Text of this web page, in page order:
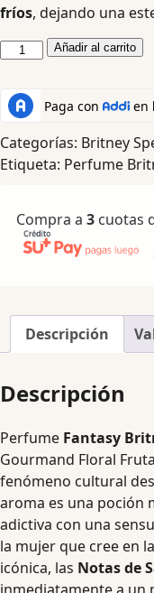
fríos, dejando una
Añadir al carrito
Categorías: Britney
Etiqueta: Perfume
Compra a 3 cuotas
Descripción
Descripción
Perfume Fantasy
Gourmand Floral
fenómeno cultural
aroma es una poción
adictiva con una
la mujer que cree en
icónica, las Notas de